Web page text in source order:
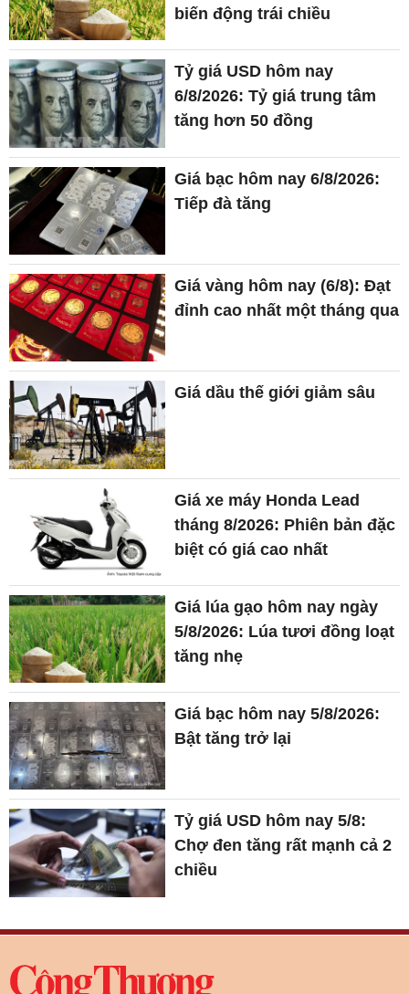
biến động trái chiều
Tỷ giá USD hôm nay
6/8/2026: Tỷ giá trung tâm
tăng hơn 50 đồng
Giá bạc hôm nay 6/8/2026:
Tiếp đà tăng
Giá vàng hôm nay (6/8): Đạt
đỉnh cao nhất một tháng qua
Giá dầu thế giới giảm sâu
Giá xe máy Honda Lead
tháng 8/2026: Phiên bản đặc
biệt có giá cao nhất
Giá lúa gạo hôm nay ngày
5/8/2026: Lúa tươi đồng loạt
tăng nhẹ
Giá bạc hôm nay 5/8/2026:
Bật tăng trở lại
Tỷ giá USD hôm nay 5/8:
Chợ đen tăng rất mạnh cả 2
chiều